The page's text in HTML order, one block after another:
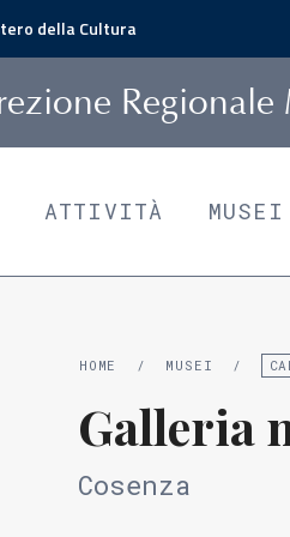
della Cultura
Regionale
ATTIVITÀ MUSEI
HOME / MUSEI /
Galleria
Cosenza